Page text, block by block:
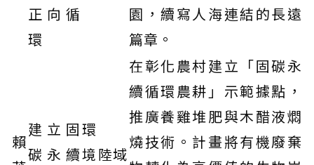
正向循
環
園，續寫人海連結的長遠
篇章。
賴
建立固
碳永續
環
境陸域
在彰化農村建立「固碳永
續循環農耕」示範據點，
推廣養雞堆肥與木醋液燜
燒技術。計畫將有機廢棄